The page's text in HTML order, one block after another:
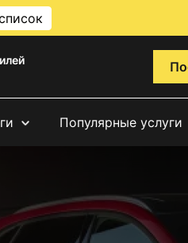
Популярные услуги